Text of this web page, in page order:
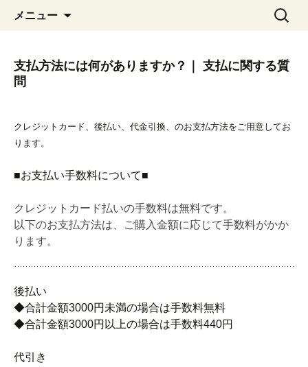
メニュー
ツ
動
検
索:
支払方法には何がありますか？｜ 支払に関する質
問
クレジットカード、後払い、代金引換、のお支払方法をご用意してお
ります。
■お支払い手数料について■
クレジットカード払いの手数料は無料です。
以下のお支払方法は、ご購入金額に応じて手数料がかか
ります。
後払い
◆合計金額3000円未満の場合は手数料無料
◆合計金額3000円以上の場合は手数料440円
代引き